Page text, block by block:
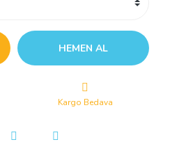
HEMEN AL
Kargo Bedava